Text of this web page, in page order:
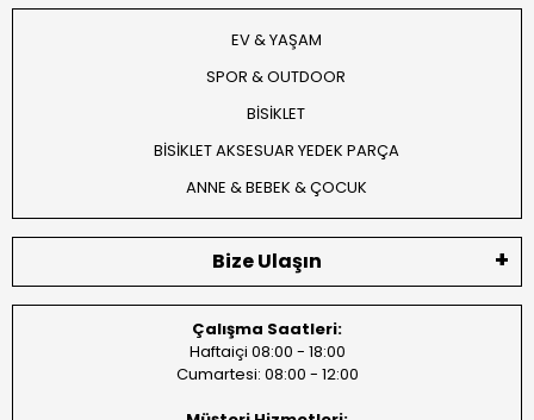
EV & YAŞAM
SPOR & OUTDOOR
BİSİKLET
BİSİKLET AKSESUAR YEDEK PARÇA
ANNE & BEBEK & ÇOCUK
Bize Ulaşın
Çalışma Saatleri:
Haftaiçi 08:00 - 18:00
Cumartesi: 08:00 - 12:00